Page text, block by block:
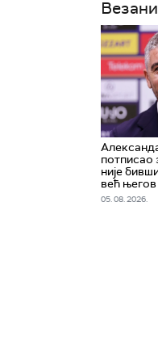
потписао
није
већ
05. 08. 2026.